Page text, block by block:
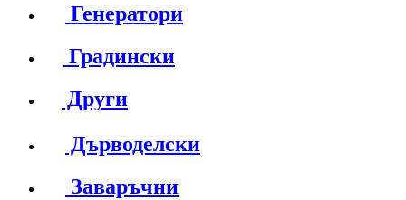
Генератори
Градински
Други
Дърводелски
Заваръчни